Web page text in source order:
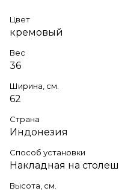
Цвет
кремовый
Вес
36
Ширина, см.
62
Страна
Индонезия
Способ установки
Накладная на
Высота, см.